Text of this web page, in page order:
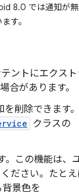
8.0 では通知が
す。
ントにエクスト
合があります。
削除できます
クラスの
。この機能は、
ださい。たとえ
景色を